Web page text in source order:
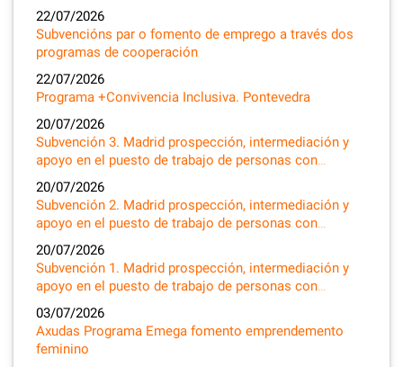
22/07/2026
Subvencións par o fomento de emprego a través dos
programas de cooperación
22/07/2026
Programa +Convivencia Inclusiva. Pontevedra
20/07/2026
Subvención 3. Madrid prospección, intermediación y
apoyo en el puesto de trabajo de personas con…
20/07/2026
Subvención 2. Madrid prospección, intermediación y
apoyo en el puesto de trabajo de personas con…
20/07/2026
Subvención 1. Madrid prospección, intermediación y
apoyo en el puesto de trabajo de personas con…
03/07/2026
Axudas Programa Emega fomento emprendemento
feminino